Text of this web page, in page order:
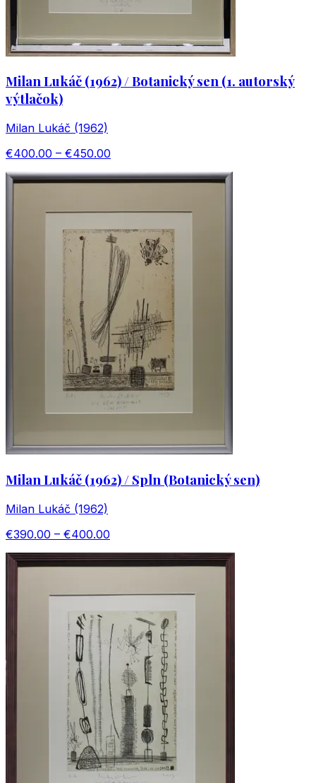
Milan Lukáč (1962) / Botanický sen (1. autorský
výtlačok)
Milan Lukáč (1962)
€400.00 – €450.00
Milan Lukáč (1962) / Spln (Botanický sen)
Milan Lukáč (1962)
€390.00 – €400.00